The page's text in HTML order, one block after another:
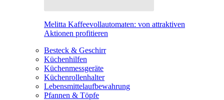
Melitta Kaffeevollautomaten: von attraktiven
Aktionen profitieren
Besteck & Geschirr
Küchenhilfen
Küchenmessgeräte
Küchenrollenhalter
Lebensmittelaufbewahrung
Pfannen & Töpfe